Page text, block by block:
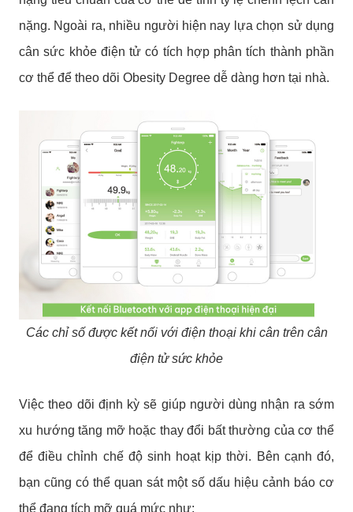
nặng. Ngoài ra, nhiều người hiện nay lựa chọn sử dụng
cân sức khỏe điện tử có tích hợp phân tích thành phần
cơ thể để theo dõi Obesity Degree dễ dàng hơn tại nhà.
Các chỉ số được kết nối với điện thoại khi cân trên cân
điện tử sức khỏe
Việc theo dõi định kỳ sẽ giúp người dùng nhận ra sớm
xu hướng tăng mỡ hoặc thay đổi bất thường của cơ thể
để điều chỉnh chế độ sinh hoạt kịp thời. Bên cạnh đó,
bạn cũng có thể quan sát một số dấu hiệu cảnh báo cơ
thể đang tích mỡ quá mức như: